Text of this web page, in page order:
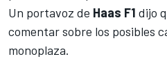
Un portavoz de Haas F1 dijo
comentar sobre los posibles
monoplaza.